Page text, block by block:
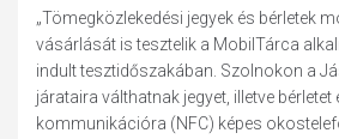
„Tömegközlekedési jegyek és bérletek
vásárlását is tesztelik a MobilTárca
indult tesztidőszakában. Szolnokon a
járataira válthatnak jegyet, illetve bérletet
kommunikációra (NFC) képes